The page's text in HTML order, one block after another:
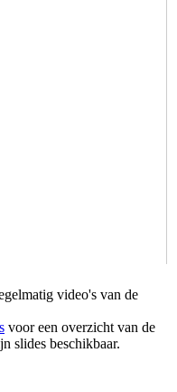
video's van de
voor een overzicht van de
slides beschikbaar.